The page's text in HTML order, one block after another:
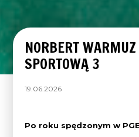
NORBERT
SPORTOWĄ 3
19.06.2026
Po roku spędzonym w